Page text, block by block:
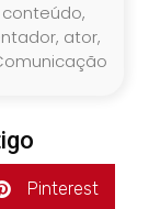
ator,
Pinterest